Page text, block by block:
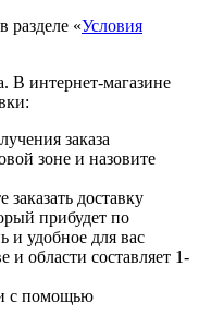
разделе «Условия
В интернет-магазине
заказа
зоне и назовите
доставку
прибудет по
и удобное для вас
области составляет 1-
с помощью